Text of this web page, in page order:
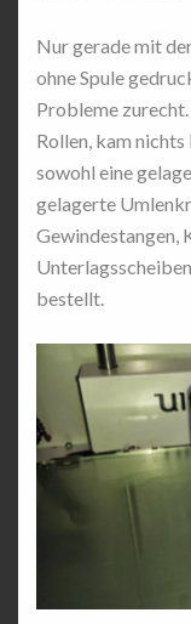
Nur gerade mit
ohne Spule
Probleme
Rollen, kam
sowohl eine
gelagerte
Gewindestangen,
bestellt.